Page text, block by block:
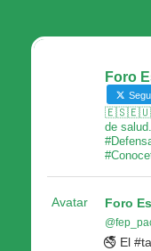
Foro
🇪🇸🇪🇺💬
de
Avatar Foro
🚭 El